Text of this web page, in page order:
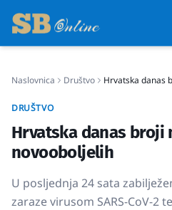
Život
Naslovnica Društvo Hrvatska danas
DRUŠTVO
Hrvatska danas broji
novooboljelih
U posljednja 24 sata
zaraze virusom SARS-CoV-2